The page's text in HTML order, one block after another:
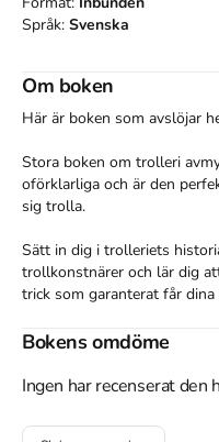
Språk: Svenska
Om boken
Här är boken som avslöjar
Stora boken om trolleri
oförklarliga och är den
sig trolla.
Sätt in dig i trolleriets
trollkonstnärer och lär dig
trick som garanterat får
Det här är en häftig bok
kanin som dyker upp ur en
Bokens omdöme
Ingen har recenserat den